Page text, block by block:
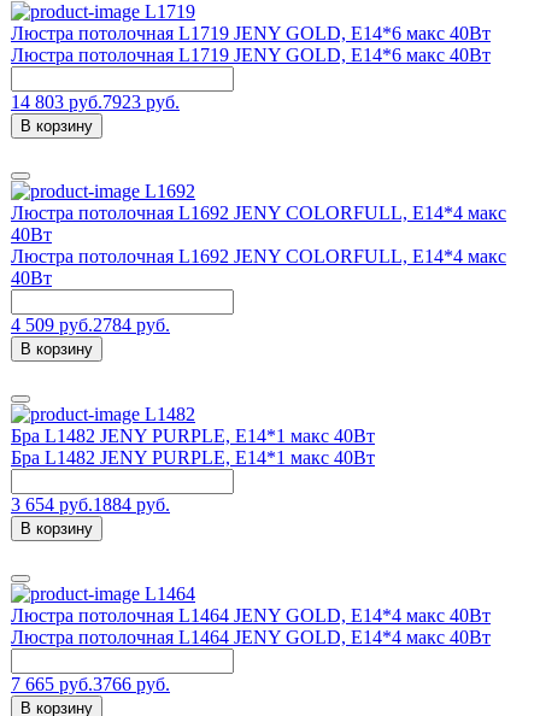
L1719
Люстра потолочная L1719 JENY GOLD, E14*6 макс 40Вт
Люстра потолочная L1719 JENY GOLD, E14*6 макс 40Вт
14 803 руб.7923 руб.
В корзину
L1692
Люстра потолочная L1692 JENY COLORFULL, E14*4 макс
40Вт
Люстра потолочная L1692 JENY COLORFULL, E14*4 макс
40Вт
4 509 руб.2784 руб.
В корзину
L1482
Бра L1482 JENY PURPLE, E14*1 макс 40Вт
Бра L1482 JENY PURPLE, E14*1 макс 40Вт
3 654 руб.1884 руб.
В корзину
L1464
Люстра потолочная L1464 JENY GOLD, E14*4 макс 40Вт
Люстра потолочная L1464 JENY GOLD, E14*4 макс 40Вт
7 665 руб.3766 руб.
В корзину